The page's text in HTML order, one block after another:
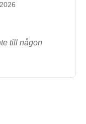
till någon